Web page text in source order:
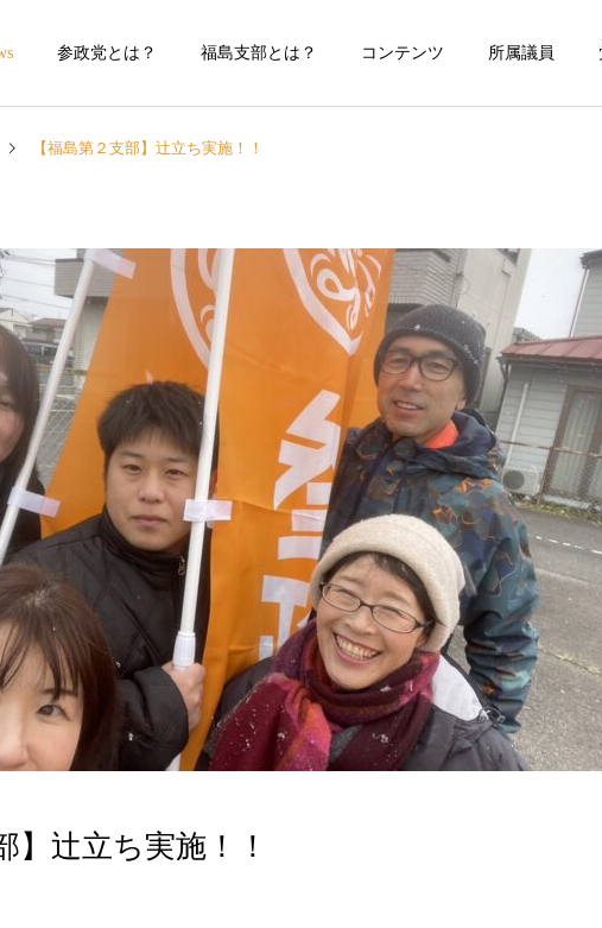
参政党とは？ 福島支部とは？ コンテンツ 所属議員
倍増大作
参政党
【県連】神谷宗幣代表 7月5
日に来福‼
参政党
【選挙】プロジェクト
進行中‼
YouTubeチャンネル
【福島第２支部】辻立ち実施！！
】辻立ち実施！！